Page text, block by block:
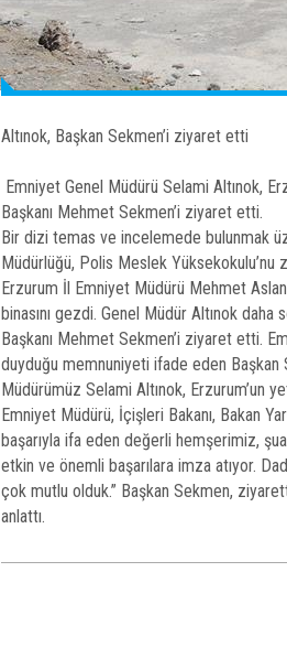
Altınok, Başkan Sekmen’i ziyaret etti
Emniyet Genel Müdürü Selami Altınok,
Başkanı Mehmet Sekmen’i ziyaret etti.
Bir dizi temas ve incelemede bulunmak
Müdürlüğü, Polis Meslek
Erzurum İl Emniyet Müdürü Mehmet
binasını gezdi. Genel Müdür Altınok
Başkanı Mehmet Sekmen’i ziyaret etti.
duyduğu memnuniyeti ifade eden
Müdürümüz Selami Altınok, Erzurum’un
Emniyet Müdürü, İçişleri Bakanı, Bakan
başarıyla ifa eden değerli hemşerimiz,
etkin ve önemli başarılara imza atıyor.
çok mutlu olduk.” Başkan Sekmen,
anlattı.